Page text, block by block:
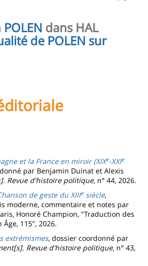
dans HAL
de POLEN sur
et la France en miroir (XIXe-XXIe
par Benjamin Duinat et Alexis
Revue d'histoire politique, n° 44, 2026.
de geste du XIIIesiècle,
moderne, commentaire et notes par
Honoré Champion, "Traduction des
115", 2026.
extrémismes, dossier coordonné par
Revue d'histoire politique, n° 43,